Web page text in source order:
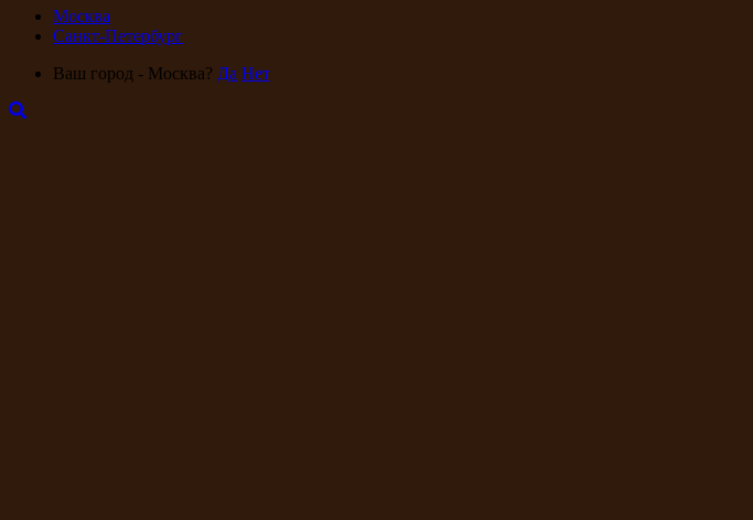
Москва
Санкт-Петербург
Ваш город - Москва? Да Нет